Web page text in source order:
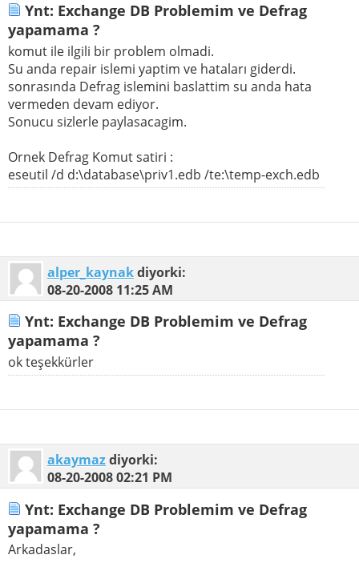
Ynt: Exchange DB Problemim ve Defrag
yapamama ?
komut ile ilgili bir problem olmadi.
Su anda repair islemi yaptim ve hataları giderdi.
sonrasında Defrag islemini baslattim su anda hata
vermeden devam ediyor.
Sonucu sizlerle paylasacagim.
Ornek Defrag Komut satiri :
eseutil /d d:\database\priv1.edb /te:\temp-exch.edb
alper_kaynakdiyorki:
08-20-2008 11:25 AM
Ynt: Exchange DB Problemim ve Defrag
yapamama ?
ok teşekkürler
akaymazdiyorki:
08-20-200802:21 PM
Ynt: Exchange DB Problemim ve Defrag
yapamama ?
Arkadaslar,